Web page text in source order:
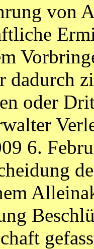
von
dadurch
oder
6.